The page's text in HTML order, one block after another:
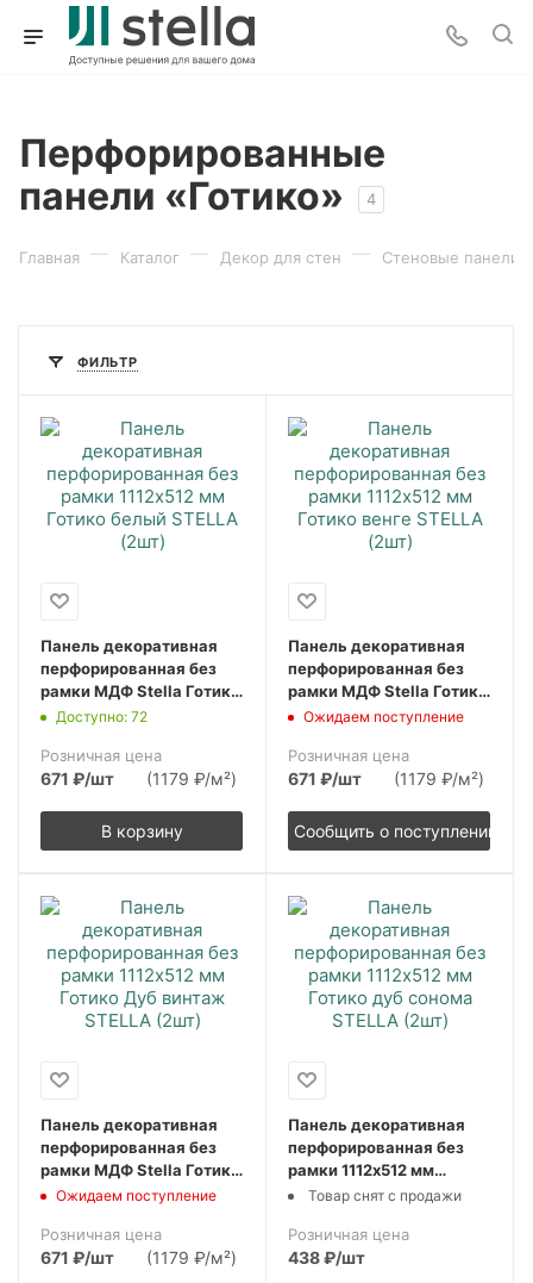
Перфорированные
панели «Готико»
4
Главная — Каталог — Декор для стен — Стеновые панели
ФИЛЬТР
Панель декоративная
перфорированная без
рамки МДФ Stella Готико
Белый 1112х512 мм (2шт
Доступно: 72
Розничная цена
671 ₽/шт (1179 ₽/м²)
В корзину
Панель декоративная
перфорированная без
рамки МДФ Stella Готико
Венге 1112х512 мм (2шт)
Ожидаем поступление
Розничная цена
671 ₽/шт (1179 ₽/м²)
Сообщить о поступлении
Панель декоративная
перфорированная без
рамки МДФ Stella Готико
Дуб Винтаж 1112х512 мм
Ожидаем поступление
Розничная цена
671 ₽/шт (1179 ₽/м²)
Панель декоративная
перфорированная без
рамки 1112х512 мм
Готико дуб сонома
Товар снят с продажи
Розничная цена
438₽/шт